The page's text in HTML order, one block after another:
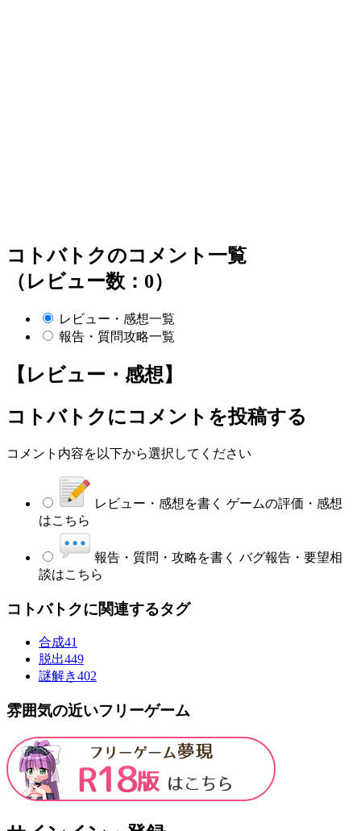
コトバトクのコメント一覧
（レビュー数：0）
レビュー・感想一覧
報告・質問攻略一覧
【レビュー・感想】
コトバトク にコメントを投稿する
コメント内容を以下から選択してください
レビュー・感想を書く ゲームの評価・感想
はこちら
報告・質問・攻略を書く バグ報告・要望相
談はこちら
コトバトクに関連するタグ
合成41
脱出449
謎解き402
雰囲気の近いフリーゲーム